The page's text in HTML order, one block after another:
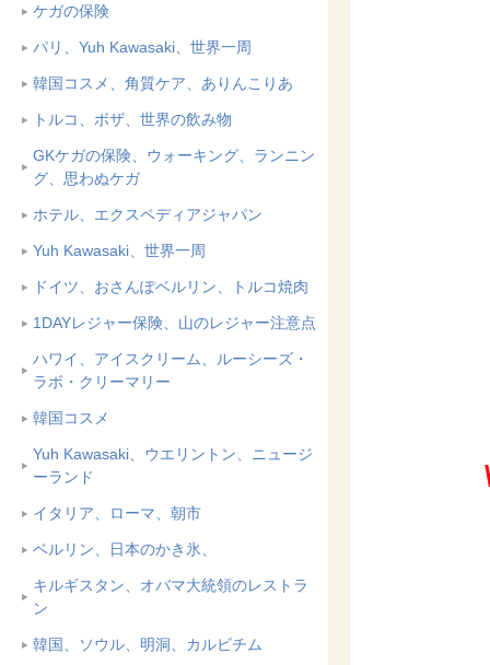
ケガの保険
パリ、Yuh Kawasaki、世界一周
韓国コスメ、角質ケア、ありんこりあ
トルコ、ボザ、世界の飲み物
GKケガの保険、ウォーキング、ランニン
グ、思わぬケガ
ホテル、エクスペディアジャパン
Yuh Kawasaki、世界一周
ドイツ、おさんぽベルリン、トルコ焼肉
1DAYレジャー保険、山のレジャー注意点
ハワイ、アイスクリーム、ルーシーズ・
ラボ・クリーマリー
韓国コスメ
Yuh Kawasaki、ウエリントン、ニュージ
ーランド
イタリア、ローマ、朝市
ベルリン、日本のかき氷、
キルギスタン、オバマ大統領のレストラ
ン
韓国、ソウル、明洞、カルビチム